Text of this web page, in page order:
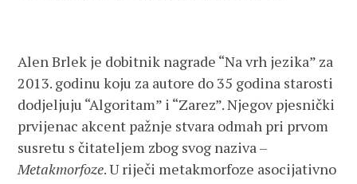
Alen Brlek je dobitnik nagrade “Na vrh jezika” za
2013. godinu koju za autore do 35 godina starosti
dodjeljuju “Algoritam” i “Zarez”. Njegov pjesnički
prvijenac akcent pažnje stvara odmah pri prvom
susretu s čitateljem zbog svog naziva –
Metakmorfoze. U riječi metakmorfoze asocijativno